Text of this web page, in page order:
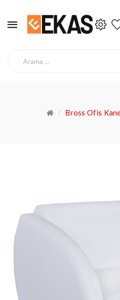
Bross Ofis